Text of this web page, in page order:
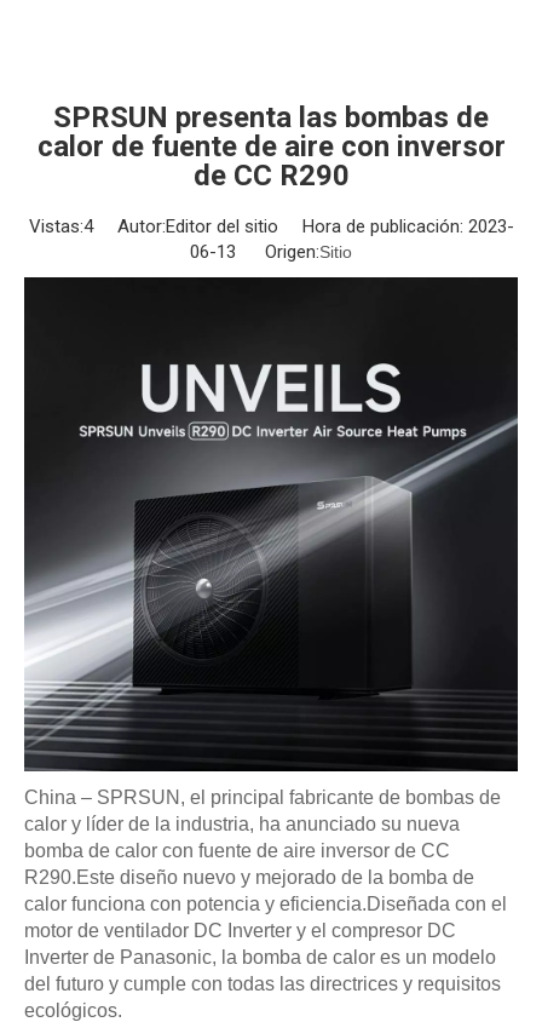
SPRSUN presenta las bombas de
calor de fuente de aire con inversor
de CC R290
Vistas:4Autor:Editor del sitio Hora de publicación: 2023-
06-13 Origen:Sitio
China – SPRSUN, el principal fabricante de bombas de
calor y líder de la industria, ha anunciado su nueva
bomba de calor con fuente de aire inversor de CC
R290.Este diseño nuevo y mejorado de la bomba de
calor funciona con potencia y eficiencia.Diseñada con el
motor de ventilador DC Inverter y el compresor DC
Inverter de Panasonic, la bomba de calor es un modelo
del futuro y cumple con todas las directrices y requisitos
ecológicos.